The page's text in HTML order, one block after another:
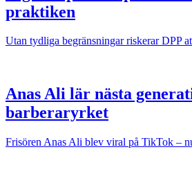
praktiken
Utan tydliga begränsningar riskerar DPP
Anas Ali lär nästa
barberaryrket
Frisören Anas Ali blev viral på TikTok –